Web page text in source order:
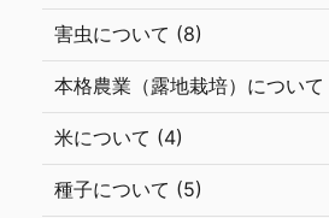
害虫について (8)
本格農業（露地栽培）について
米について (4)
種子について (5)